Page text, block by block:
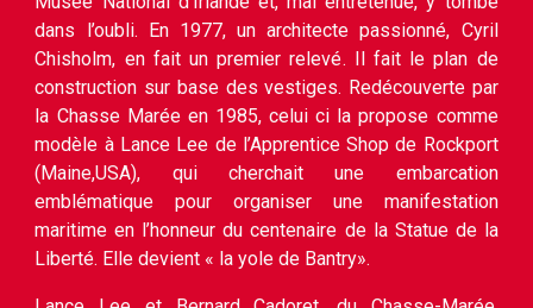
dans l’oubli. En 1977, un architecte passionné, Cyril
Chisholm, en fait un premier relevé. Il fait le plan de
construction sur base des vestiges. Redécouverte par
la Chasse Marée en 1985, celui ci la propose comme
modèle à Lance Lee de l’Apprentice Shop de Rockport
(Maine,USA), qui cherchait une embarcation
emblématique pour organiser une manifestation
maritime en l’honneur du centenaire de la Statue de la
Liberté. Elle devient « la yole de Bantry».